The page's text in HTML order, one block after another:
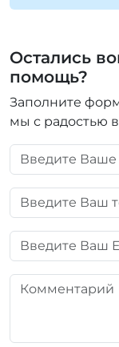
Остались
помощь?
Заполните
мы с радостью